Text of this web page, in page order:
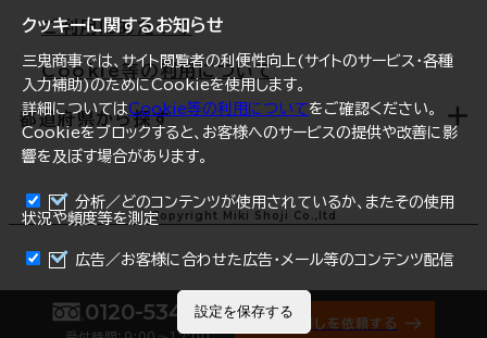
まとめて資料請求
0120-534-011 オフィス探しを依頼する
クッキーに関するお知らせ
三鬼商事では、サイト閲覧者の利便性向上(サイトのサービス・各種
入力補助)のためにCookieを使用します。
詳細についてはCookie等の利用についてをご確認ください。
Cookieをブロックすると、お客様へのサービスの提供や改善に影
響を及ぼす場合があります。
分析／どのコンテンツが使用されているか、またその使用
状況や頻度等を測定
広告／お客様に合わせた広告・メール等のコンテンツ配信
設定を保存する
仙台
横浜
福岡
オフィスリポート
ログイン
ご利用にあたって
Cookie等の利用について
都道府県から探す
北海道
青森県
Copyright Miki Shoji Co.,ltd